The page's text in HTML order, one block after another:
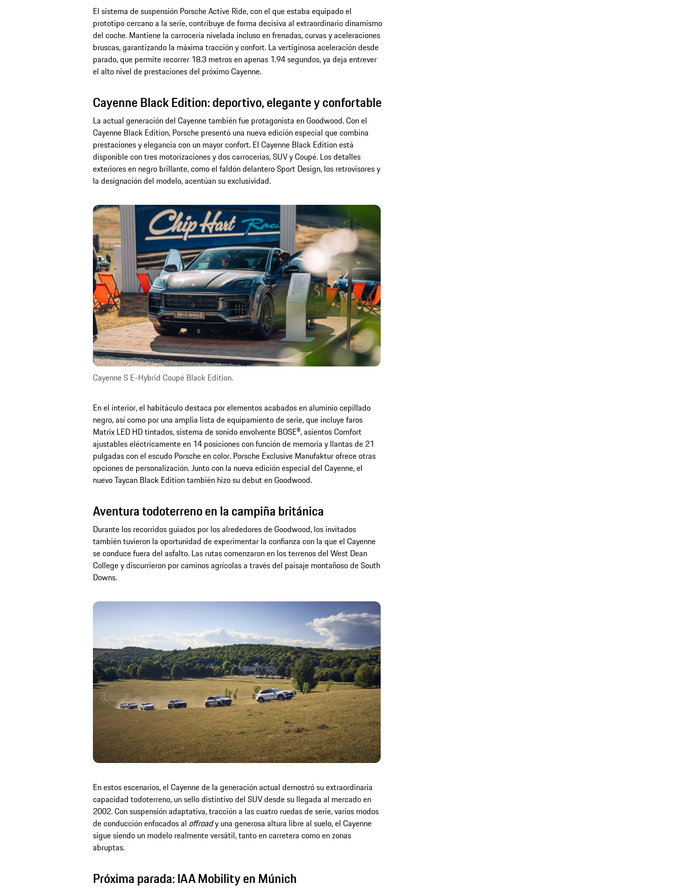
El sistema de suspensión Porsche Active Ride, con el que estaba equipado el
prototipo cercano a la serie, contribuye de forma decisiva al extraordinario dinamismo
del coche. Mantiene la carrocería nivelada incluso en frenadas, curvas y aceleraciones
bruscas, garantizando la máxima tracción y confort. La vertiginosa aceleración desde
parado, que permite recorrer 18.3 metros en apenas 1.94 segundos, ya deja entrever
el alto nivel de prestaciones del próximo Cayenne.
Cayenne Black Edition: deportivo, elegante y confortable
La actual generación del Cayenne también fue protagonista en Goodwood. Con el
Cayenne Black Edition, Porsche presentó una nueva edición especial que combina
prestaciones y elegancia con un mayor confort. El Cayenne Black Edition está
disponible con tres motorizaciones y dos carrocerías, SUV y Coupé. Los detalles
exteriores en negro brillante, como el faldón delantero Sport Design, los retrovisores y
la designación del modelo, acentúan su exclusividad.
Cayenne S E-Hybrid Coupé Black Edition.
En el interior, el habitáculo destaca por elementos acabados en aluminio cepillado
negro, así como por una amplia lista de equipamiento de serie, que incluye faros
Matrix LED HD tintados, sistema de sonido envolvente BOSE®, asientos Comfort
ajustables eléctricamente en 14 posiciones con función de memoria y llantas de 21
pulgadas con el escudo Porsche en color. Porsche Exclusive Manufaktur ofrece otras
opciones de personalización. Junto con la nueva edición especial del Cayenne, el
nuevo Taycan Black Edition también hizo su debut en Goodwood.
Aventura todoterreno en la campiña británica
Durante los recorridos guiados por los alrededores de Goodwood, los invitados
también tuvieron la oportunidad de experimentar la confianza con la que el Cayenne
se conduce fuera del asfalto. Las rutas comenzaron en los terrenos del West Dean
College y discurrieron por caminos agrícolas a través del paisaje montañoso de South
Downs.
En estos escenarios, el Cayenne de la generación actual demostró su extraordinaria
capacidad todoterreno, un sello distintivo del SUV desde su llegada al mercado en
2002. Con suspensión adaptativa, tracción a las cuatro ruedas de serie, varios modos
de conducción enfocados al offroady una generosa altura libre al suelo, el Cayenne
sigue siendo un modelo realmente versátil, tanto en carretera como en zonas
abruptas.
Próxima parada: IAA Mobility en Múnich